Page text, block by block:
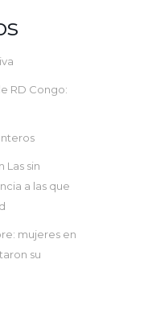
RD Congo:
Las sin
a las que
mujeres en
su